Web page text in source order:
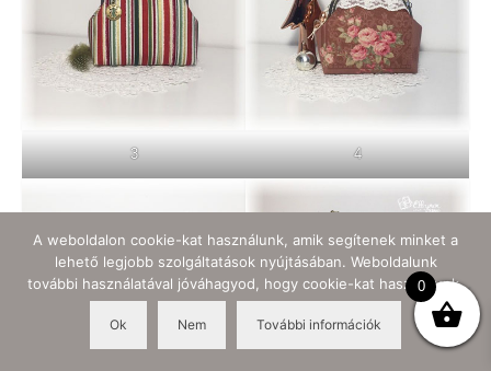
3 4
0
A weboldalon cookie-kat használunk, amik segítenek minket a
lehető legjobb szolgáltatások nyújtásában. Weboldalunk
további használatával jóváhagyod, hogy cookie-kat használjunk.
Ok Nem További információk